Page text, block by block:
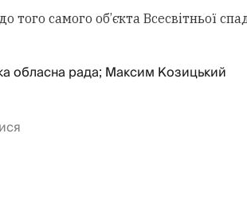
того самого об’єкта Всесвітньої
обласна рада; Максим Козицький